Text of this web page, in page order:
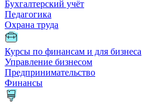
Бухгалтерский учёт
Педагогика
Охрана труда
Курсы по финансам и для бизнеса
Управление бизнесом
Предпринимательство
Финансы